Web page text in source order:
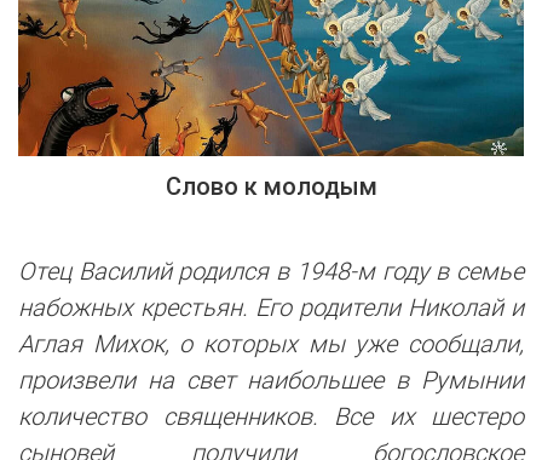
Слово к молодым
Отец Василий родился в 1948-м году в семье
набожных крестьян. Его родители Николай и
Аглая Михок, о которых мы уже сообщали,
произвели на свет наибольшее в Румынии
количество священников. Все их шестеро
сыновей получили богословское